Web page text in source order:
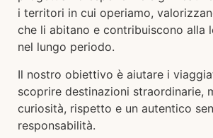
i territori in cui operiamo,
che li abitano e contribuiscono alla
nel lungo periodo.
Il nostro obiettivo è aiutare i
scoprire destinazioni straordinarie,
curiosità, rispetto e un autentico
responsabilità.